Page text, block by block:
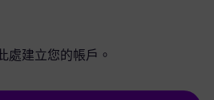
處建立您的帳戶。